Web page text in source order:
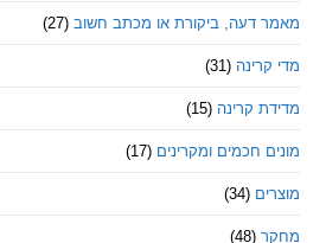
ביקורת או מכתב חשוב (27)
(31)
קרינה (15)
חכמים ומקרינים (17)